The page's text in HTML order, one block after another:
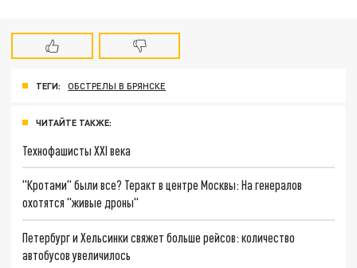
ТЕГИ: ОБСТРЕЛЫ В БРЯНСКЕ
ЧИТАЙТЕ ТАКЖЕ:
Технофашисты XXI века
"Кротами" были все? Теракт в центре Москвы: На генералов
охотятся "живые дроны"
Петербург и Хельсинки свяжет больше рейсов: количество
автобусов увеличилось